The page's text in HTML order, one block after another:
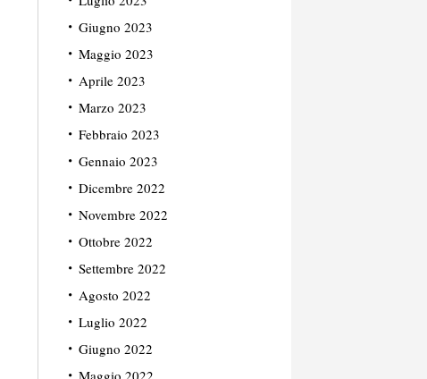
Giugno 2023
Maggio 2023
Aprile 2023
Marzo 2023
Febbraio 2023
Gennaio 2023
Dicembre 2022
Novembre 2022
Ottobre 2022
Settembre 2022
Agosto 2022
Luglio 2022
Giugno 2022
Maggio 2022